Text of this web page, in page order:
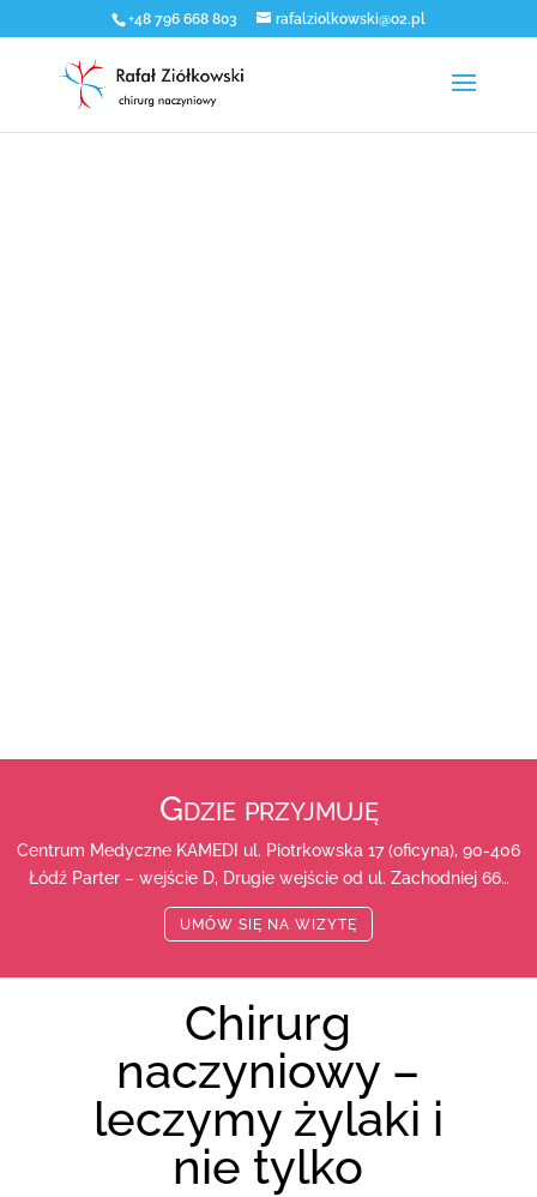
+48 796 668 803 rafalziolkowski@o2.pl
Gdzie przyjmuję
Centrum Medyczne KAMEDI ul. Piotrkowska 17 (oficyna), 90-406
Łódź Parter – wejście D, Drugie wejście od ul. Zachodniej 66…
UMÓW SIĘ NA WIZYTĘ
Chirurg
naczyniowy –
leczymy żylaki i
nie tylko